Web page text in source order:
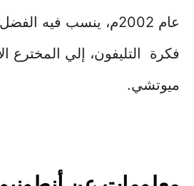
عام 2002م، ينسب فيه
فكرة التليفون، إلي المخترع
ميوتشي.